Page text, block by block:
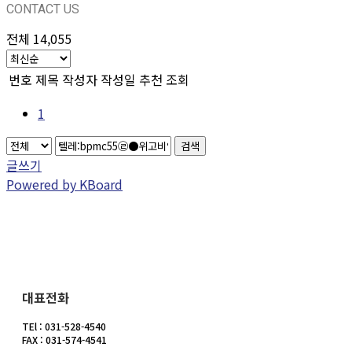
CONTACT US
전체 14,055
번호 제목 작성자 작성일 추천 조회
1
검색
글쓰기
Powered by KBoard
대표전화
TEl : 031-528-4540
FAX : 031-574-4541